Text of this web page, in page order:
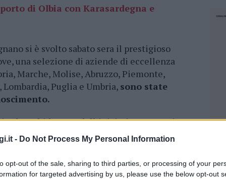
- Do Not Process My Personal Information
opt-out of the sale, sharing to third parties, or processing of your
for targeted advertising by us, please use the below opt-out
di Olbia con Karasardegna e
si è svolto sabato sera il prestigioso
una selezione di aziende di eccellenza
Marche, Molise, Abruzzo, Piemonte,
Puglia e Umbria, sono state
l’ideatore dell’iniziativa, e Rosaria
il prestigioso patrocinio del
Lollobrigida il quale ha salutato i presenti
anche Cristina Lazzati, direttrice della rivista
e la dirigenza del gruppo Crai.